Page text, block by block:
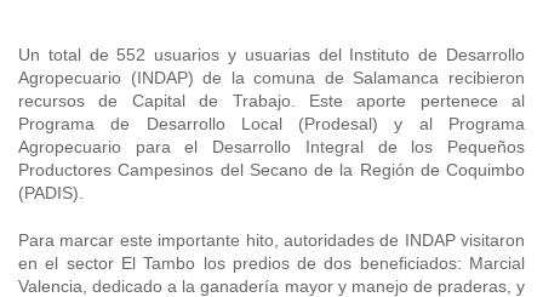
Podcast
Fotografía
Biblioteca
Un total de 552 usuarios y usuarias del Instituto de Desarrollo
Agropecuario (INDAP) de la comuna de Salamanca recibieron
recursos de Capital de Trabajo. Este aporte pertenece al
Programa de Desarrollo Local (Prodesal) y al Programa
Agropecuario para el Desarrollo Integral de los Pequeños
Productores Campesinos del Secano de la Región de Coquimbo
(PADIS).
Para marcar este importante hito, autoridades de INDAP visitaron
en el sector El Tambo los predios de dos beneficiados: Marcial
Valencia, dedicado a la ganadería mayor y manejo de praderas, y